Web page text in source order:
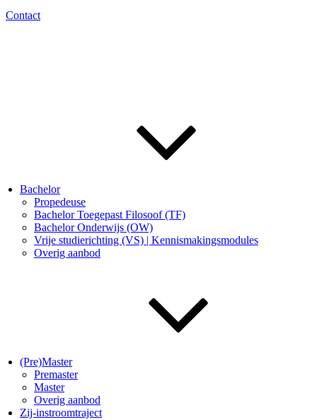
Contact
Bachelor
Propedeuse
Bachelor Toegepast Filosoof (TF)
Bachelor Onderwijs (OW)
Vrije studierichting (VS) | Kennismakingsmodules
Overig aanbod
(Pre)Master
Premaster
Master
Overig aanbod
Zij-instroomtraject